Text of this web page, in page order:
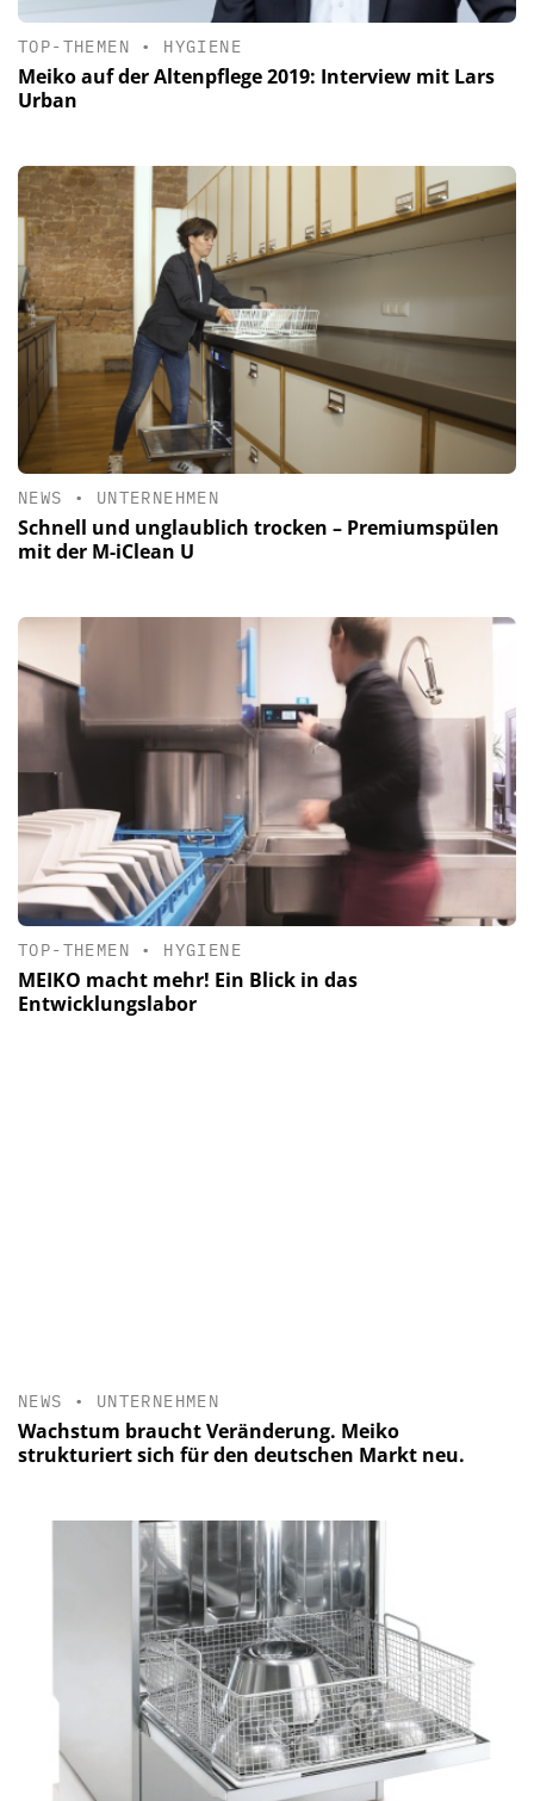
TOP-THEMEN • HYGIENE
Meiko auf der Altenpflege 2019: Interview mit Lars
Urban
NEWS • UNTERNEHMEN
Schnell und unglaublich trocken – Premiumspülen
mit der M-iClean U
TOP-THEMEN • HYGIENE
MEIKO macht mehr! Ein Blick in das
Entwicklungslabor
NEWS • UNTERNEHMEN
Wachstum braucht Veränderung. Meiko
strukturiert sich für den deutschen Markt neu.